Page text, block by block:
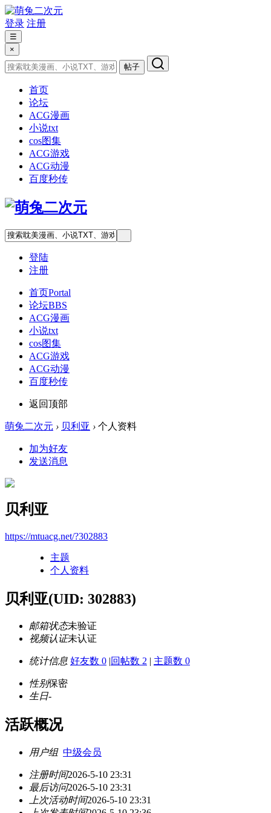
登录 注册
☰
×
帖子
首页
论坛
ACG漫画
小说txt
cos图集
ACG游戏
ACG动漫
百度秒传
登陆
注册
首页Portal
论坛BBS
ACG漫画
小说txt
cos图集
ACG游戏
ACG动漫
百度秒传
返回顶部
萌兔二次元 › 贝利亚 › 个人资料
加为好友
发送消息
贝利亚
https://mtuacg.net/?302883
主题
个人资料
贝利亚(UID: 302883)
邮箱状态未验证
视频认证未认证
统计信息 好友数 0 |回帖数 2 | 主题数 0
性别保密
生日-
活跃概况
用户组 中级会员
注册时间2026-5-10 23:31
最后访问2026-5-10 23:31
上次活动时间2026-5-10 23:31